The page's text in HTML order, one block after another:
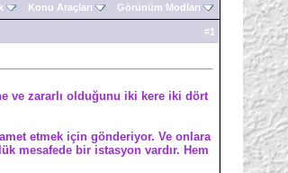
Konu Araçları Görünüm Modları
#1
ve zararlı olduğunu iki kere iki dört
etmek için gönderiyor. Ve onlara
mesafede bir istasyon vardır. Hem